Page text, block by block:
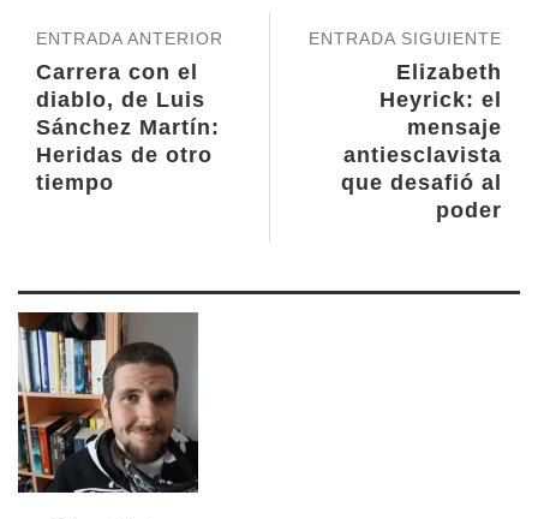
ENTRADA SIGUIENTE
Elizabeth
Heyrick: el
mensaje
antiesclavista
que desafió al
poder
ENTRADA ANTERIOR
Carrera con el
diablo, de Luis
Sánchez Martín:
Heridas de otro
tiempo